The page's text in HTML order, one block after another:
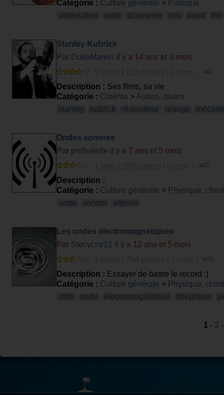
Catégorie : Culture générale > Politique
abréviation
sigle acronyme onu pnud fmi
Stanley Kubrick
Par DukeMarvin il y a 14 ans et 3 mois
Description : Ses films, sa vie
Catégorie : Cinéma > Autres, divers
stanley
kubrick réalisateur orange
Ondes sonores
Par profvalette il y a 7 ans et 5 mois
Description :
Catégorie : Culture générale > Physique,
onde
sonore vitesse
Les ondes électromagnétiques
Par Stecycny12 il y a 12 ans et 5 mois
Description : Essayer de battre le record :)
Catégorie : Culture générale > Physique,
obfe
onde électromagnétique téléphone
1 - 2